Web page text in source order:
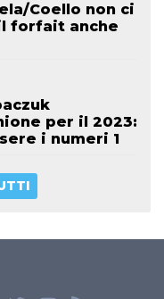
Coello non ci
forfait anche
per il 2023:
i numeri 1